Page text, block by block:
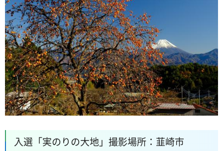
入選「実のりの大地」撮影場所：韮崎市